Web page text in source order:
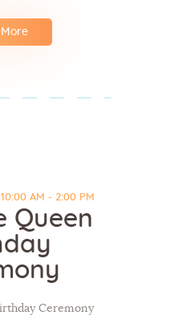
AM - 2:00 PM
Queen
Ceremony